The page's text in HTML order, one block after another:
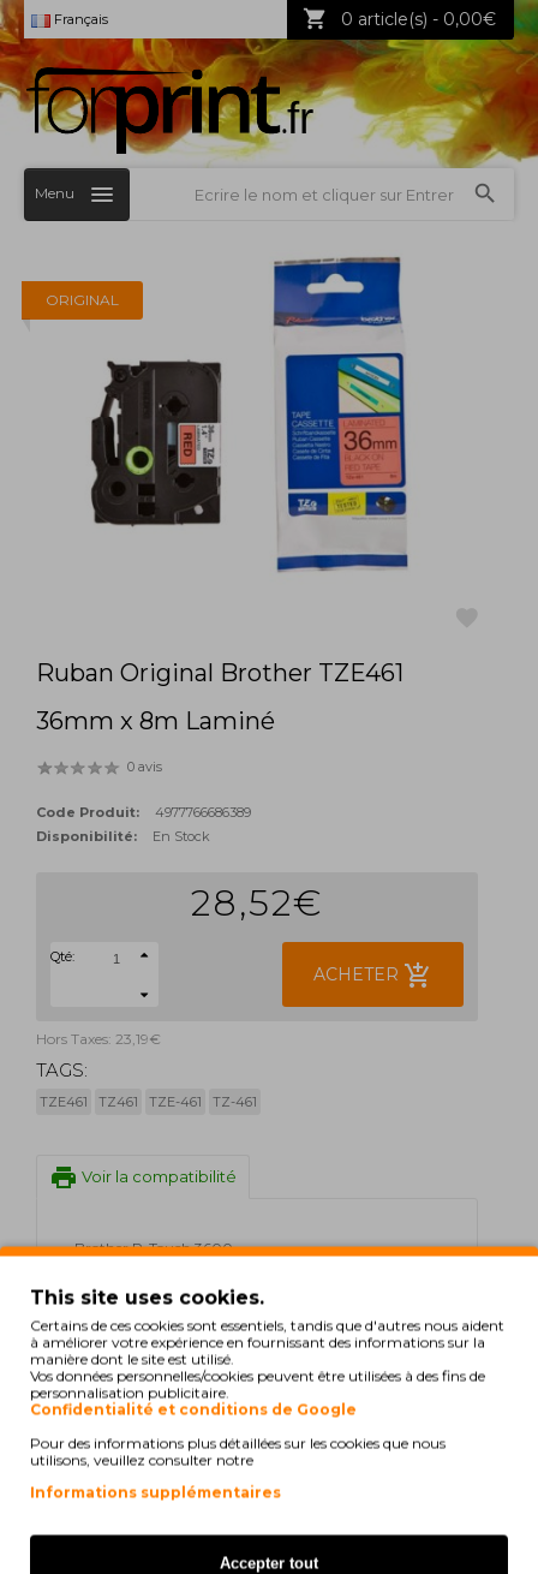
Français 0 article(s) - 0,00€
Menu
ORIGINAL
Ruban Original Brother TZE461
36mm x 8m Laminé
0 avis
Code Produit:
4977766686389
Disponibilité:
En Stock
28,52€
Qté:
ACHETER add_shopping_cart
Hors Taxes: 23,19€
TAGS:
TZE461 TZ461 TZE-461 TZ-461
print Voir la compatibilité
Brother P-Touch 3600
Brother P-Touch 550
Brother P-Touch 9200 DX
Brother P-Touch 9200 PC
Brother P-Touch 9200 Series
Brother P-Touch 9400
Brother P-Touch 9500 PC
This site uses cookies.
Certains de ces cookies sont essentiels, tandis que d'autres nous aident
à améliorer votre expérience en fournissant des informations sur la
manière dont le site est utilisé.
Vos données personnelles/cookies peuvent être utilisées à des fins de
personnalisation publicitaire.
Confidentialité et conditions de Google
Pour des informations plus détaillées sur les cookies que nous
utilisons, veuillez consulter notre
Informations supplémentaires
Accepter tout